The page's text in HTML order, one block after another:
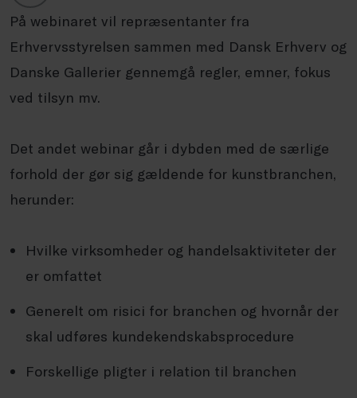
På webinaret vil repræsentanter fra
Erhvervsstyrelsen sammen med Dansk Erhverv og
Danske Gallerier gennemgå regler, emner, fokus
ved tilsyn mv.
Det andet webinar går i dybden med de særlige
forhold der gør sig gældende for kunstbranchen,
herunder:
Hvilke virksomheder og handelsaktiviteter der
er omfattet
Generelt om risici for branchen og hvornår der
skal udføres kundekendskabsprocedure
Forskellige pligter i relation til branchen